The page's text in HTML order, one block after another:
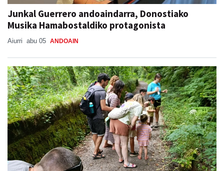
Junkal Guerrero andoaindarra, Donostiako
Musika Hamabostaldiko protagonista
Aiurri abu 05 ANDOAIN